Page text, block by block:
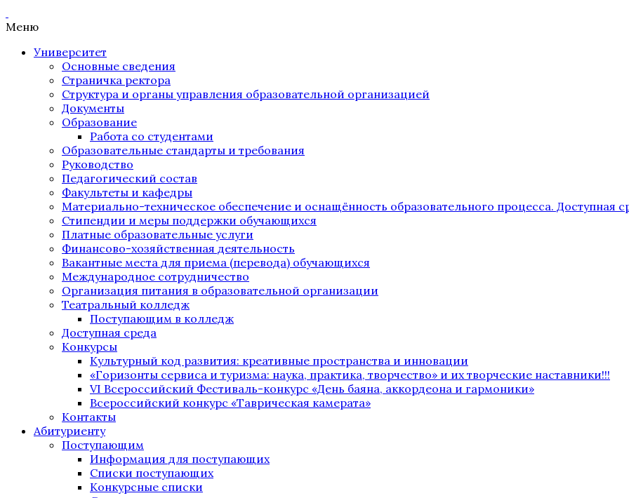
Меню
Университет
Основные сведения
Страничка ректора
Структура и органы управления образовательной организацией
Документы
Образование
Работа со студентами
Образовательные стандарты и требования
Руководство
Педагогический состав
Факультеты и кафедры
Материально-техническое обеспечение и оснащённость образовательного процесса. Доступная
Стипендии и меры поддержки обучающихся
Платные образовательные услуги
Финансово-хозяйственная деятельность
Вакантные места для приема (перевода) обучающихся
Международное сотрудничество
Организация питания в образовательной организации
Театральный колледж
Поступающим в колледж
Доступная среда
Конкурсы
Культурный код развития: креативные пространства и инновации
«Горизонты сервиса и туризма: наука, практика, творчество» и их творческие наставники!!!
VI Всероссийский Фестиваль-конкурс «День баяна, аккордеона и гармоники»
Всероссийский конкурс «Таврическая камерата»
Контакты
Абитуриенту
Поступающим
Информация для поступающих
Списки поступающих
Конкурсные списки